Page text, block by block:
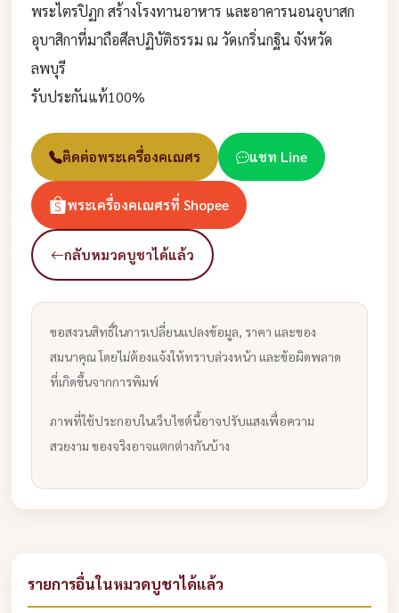
พระไตรปิฏก สร้างโรงทานอาหาร และอาคารนอนอุบาสก
อุบาสิกาที่มาถือศีลปฏิบัติธรรม ณ วัดเกริ่นกฐิน จังหวัด
ลพบุรี
รับประกันแท้100%
ติดต่อพระเครื่องคเณศร แชท Line
พระเครื่องคเณศรที่ Shopee
กลับหมวดบูชาได้แล้ว
ขอสงวนสิทธิ์ในการเปลี่ยนแปลงข้อมูล, ราคา และของ
สมนาคุณ โดยไม่ต้องแจ้งให้ทราบล่วงหน้า และข้อผิดพลาด
ที่เกิดขึ้นจากการพิมพ์
ภาพที่ใช้ประกอบในเว็บไซต์นี้อาจปรับแสงเพื่อความ
สวยงาม ของจริงอาจแตกต่างกันบ้าง
รายการอื่นในหมวดบูชาได้แล้ว